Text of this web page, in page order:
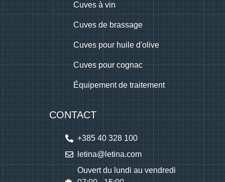
Cuves à vin
Cuves de brassage
Cuves pour huile d'olive
Cuves pour cognac
Équipement de traitement
CONTACT
+385 40 328 100
letina@letina.com
Ouvert du lundi au vendredi